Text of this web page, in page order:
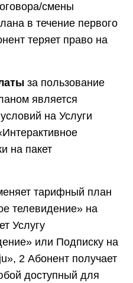
смены
в течение первого
теряет право на
за пользование
является
на Услуги
на пакет
тарифный план
телевидение» на
Услугу
или Подписку на
2 Абонент получает
доступный для